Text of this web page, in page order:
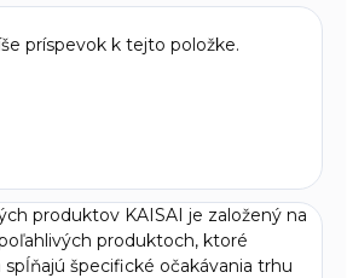
príspevok k tejto položke.
produktov KAISAI je založený na
produktoch, ktoré
špecifické očakávania trhu